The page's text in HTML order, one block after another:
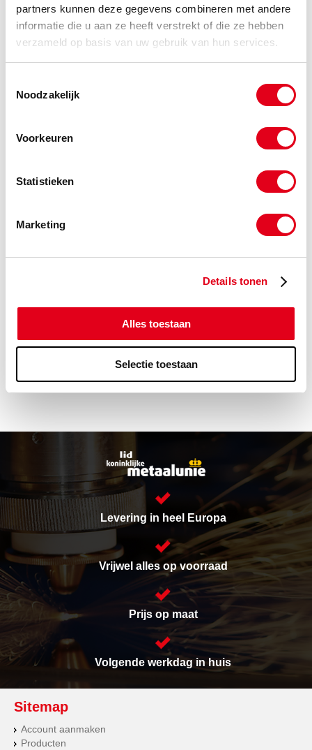
partners kunnen deze gegevens combineren met andere
informatie die u aan ze heeft verstrekt of die ze hebben
verzameld op basis van uw gebruik van hun services.
Noodzakelijk
Voorkeuren
Statistieken
Marketing
Details tonen
Alles toestaan
Selectie toestaan
RVS12x25x86 Kruisgewricht RVS 12x25x86
Info
Kruisgewricht RVS 16x32x95
Levering in heel Europa
Vrijwel alles op voorraad
Prijs op maat
Volgende werkdag in huis
Sitemap
Account aanmaken
Producten